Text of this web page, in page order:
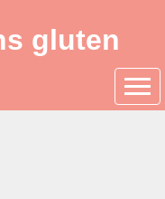
gluten